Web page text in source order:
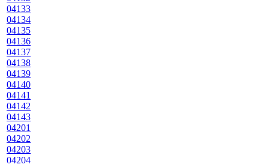
04133
04134
04135
04136
04137
04138
04139
04140
04141
04142
04143
04201
04202
04203
04204